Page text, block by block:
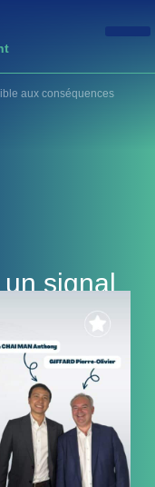
aux conséquences
signal